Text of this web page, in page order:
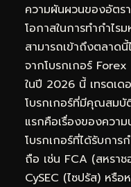
ความผันผวนของอัตร
โอกาสในการทำกำไร
สามารถเข้าถึงตลาด
จากโบรกเกอร์ Forex
ในปี 2026 นี้ เทรดเด
โบรกเกอร์ที่มีคุณสมบั
แรกคือเรื่องของความ
โบรกเกอร์ที่ได้รับกา
ถือ เช่น FCA (สหรา
CySEC (ไซปรัส) หรื